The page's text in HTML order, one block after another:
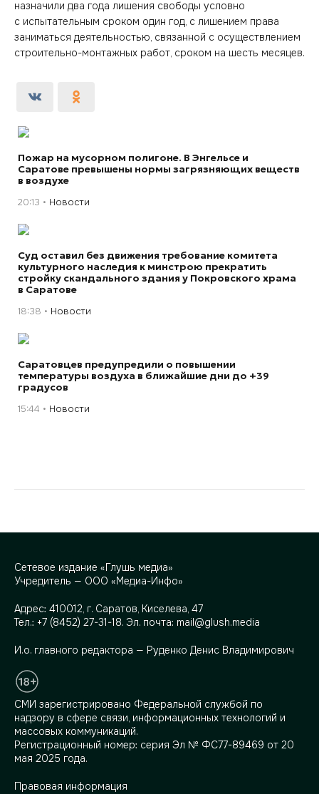
назначили два года лишения свободы условно
с испытательным сроком один год, с лишением права
заниматься деятельностью, связанной с осуществлением
строительно-монтажных работ, сроком на шесть месяцев.
Пожар на мусорном полигоне. В Энгельсе и
Саратове превышены нормы загрязняющих веществ
в воздухе
20:13 Новости
Суд оставил без движения требование комитета
культурного наследия к минстрою прекратить
стройку скандального здания у Покровского храма
в Саратове
18:38 Новости
Саратовцев предупредили о повышении
температуры воздуха в ближайшие дни до +39
градусов
15:44 Новости
Сетевое издание «Глушь медиа»
Учредитель — ООО «Медиа-Инфо»
Адрес: 410012, г. Саратов, Киселева, 47
Тел.: +7 (8452) 27-31-18. Эл. почта: mail@glush.media
И.о. главного редактора — Руденко Денис Владимирович
СМИ зарегистрировано Федеральной службой по
надзору в сфере связи, информационных технологий и
массовых коммуникаций.
Регистрационный номер: серия Эл № ФС77-89469 от 20
мая 2025 года.
Правовая информация